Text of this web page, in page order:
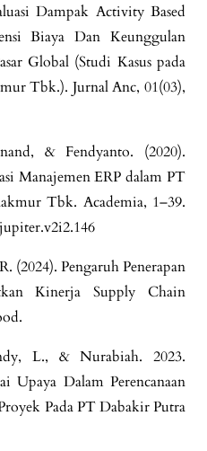
Dampak Activity Based
Biaya Dan Keunggulan
Global (Studi Kasus pada
Tbk.). Jurnal Anc, 01(03),
& Fendyanto. (2020).
Manajemen ERP dalam PT
Tbk. Academia, 1–39.
(2024). Pengaruh Penerapan
Kinerja Supply Chain
L., & Nurabiah. 2023.
Upaya Dalam Perencanaan
Pada PT Dabakir Putra